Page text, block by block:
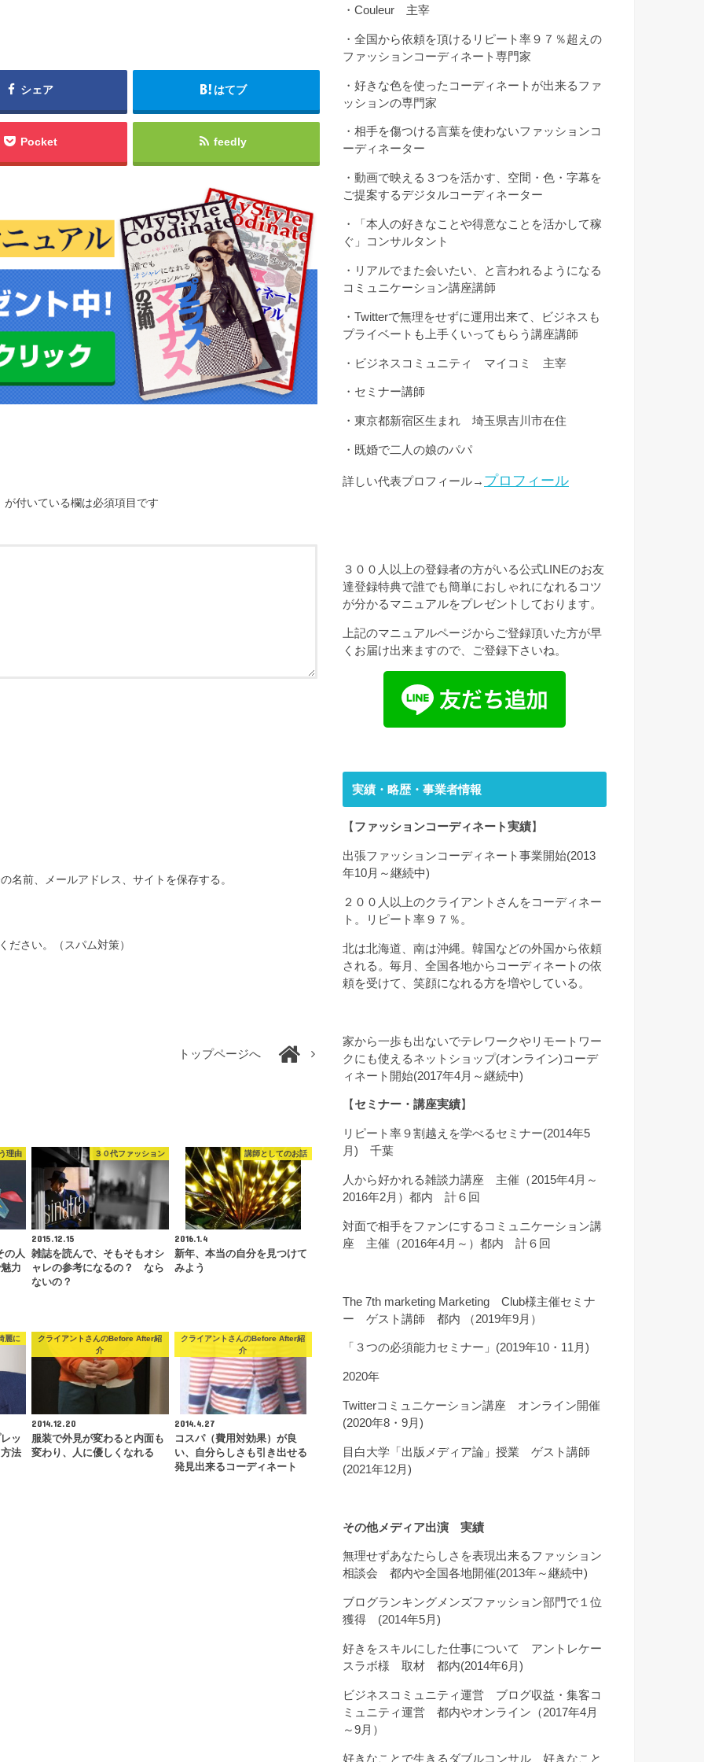
シェア はてブ
Pocket feedly
が付いている欄は必須項目です
名前、メールアドレス、サイトを保存する。
ださい。（スパム対策）
トップページへ
理由
の人
力
３０代ファッション
2015.12.15
雑誌を読んで、そもそもオシ
ャレの参考になるの？ なら
ないの？
講師としてのお話
2016.1.4
新年、本当の自分を見つけて
みよう
麗に
ッ
法
クライアントさんのBefore After紹
介
2014.12.20
服装で外見が変わると内面も
変わり、人に優しくなれる
クライアントさんのBefore After紹
介
2014.4.27
コスパ（費用対効果）が良
い、自分らしさも引き出せる
発見出来るコーディネート
・Couleur 主宰
・全国から依頼を頂けるリピート率９７％超えの
ファッションコーディネート専門家
・好きな色を使ったコーディネートが出来るファ
ッションの専門家
・相手を傷つける言葉を使わないファッションコ
ーディネーター
・動画で映える３つを活かす、空間・色・字幕を
ご提案するデジタルコーディネーター
・「本人の好きなことや得意なことを活かして稼
ぐ」コンサルタント
・リアルでまた会いたい、と言われるようになる
コミュニケーション講座講師
・Twitterで無理をせずに運用出来て、ビジネスも
プライベートも上手くいってもらう講座講師
・ビジネスコミュニティ マイコミ 主宰
・セミナー講師
・東京都新宿区生まれ 埼玉県吉川市在住
・既婚で二人の娘のパパ
詳しい代表プロフィール→ プロフィール
３００人以上の登録者の方がいる公式LINEのお友
達登録特典で誰でも簡単におしゃれになれるコツ
が分かるマニュアルをプレゼントしております。
上記のマニュアルページからご登録頂いた方が早
くお届け出来ますので、ご登録下さいね。
実績・略歴・事業者情報
【 ファッションコーディネート実績】
出張ファッションコーディネート事業開始(2013
年10月～継続中)
２００人以上のクライアントさんをコーディネー
ト。リピート率９７％。
北は北海道、南は沖縄。韓国などの外国から依頼
される。毎月、全国各地からコーディネートの依
頼を受けて、笑顔になれる方を増やしている。
家から一歩も出ないでテレワークやリモートワー
クにも使えるネットショップ(オンライン)コーデ
ィネート開始(2017年4月～継続中)
【 セミナー・講座実績】
リピート率９割越えを学べるセミナー(2014年5
月) 千葉
人から好かれる雑談力講座 主催（2015年4月～
2016年2月）都内 計６回
対面で相手をファンにするコミュニケーション講
座 主催（2016年4月～）都内 計６回
The 7th marketing Marketing Club様主催セミナ
ー ゲスト講師 都内 （2019年9月）
「３つの必須能力セミナー」(2019年10・11月)
2020年
Twitterコミュニケーション講座 オンライン開催
(2020年8・9月)
目白大学「出版メディア論」授業 ゲスト講師
(2021年12月)
その他メディア出演 実績
無理せずあなたらしさを表現出来るファッション
相談会 都内や全国各地開催(2013年～継続中)
ブログランキングメンズファッション部門で１位
獲得 (2014年5月)
好きをスキルにした仕事について アントレケー
スラボ様 取材 都内(2014年6月)
ビジネスコミュニティ運営 ブログ収益・集客コ
ミュニティ運営 都内やオンライン（2017年4月
～9月）
好きなことで生きるダブルコンサル 好きなこと